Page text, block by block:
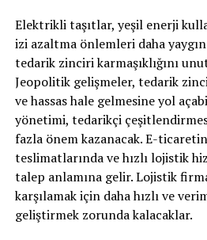
Elektrikli taşıtlar, yeşil enerji
izi azaltma önlemleri daha
tedarik zinciri karmaşıklığını
Jeopolitik gelişmeler, tedarik
ve hassas hale gelmesine yol
yönetimi, tedarikçi
fazla önem kazanacak. E-
teslimatlarında ve hızlı lojistik
talep anlamına gelir. Lojistik
karşılamak için daha hızlı ve
geliştirmek zorunda kalacaklar.